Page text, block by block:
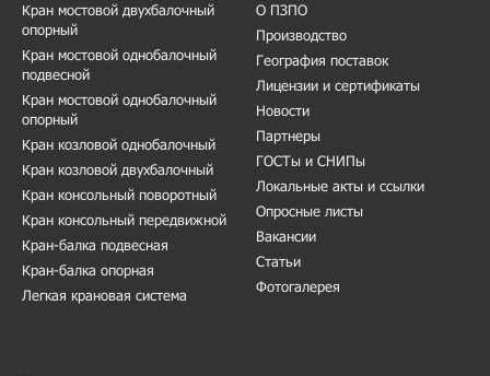
Кран мостовой двухбалочный
опорный
Кран мостовой однобалочный
подвесной
Кран мостовой однобалочный
опорный
Кран козловой однобалочный
Кран козловой двухбалочный
Кран консольный поворотный
Кран консольный передвижной
Кран-балка подвесная
Кран-балка опорная
Легкая крановая система
О ПЗПО
Производство
География поставок
Лицензии и сертификаты
Новости
Партнеры
ГОСТы и СНИПы
Локальные акты и ссылки
Опросные листы
Вакансии
Статьи
Фотогалерея